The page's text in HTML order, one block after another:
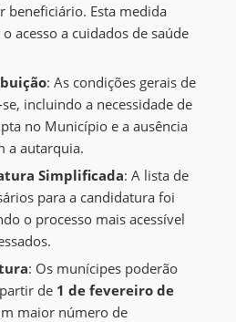
beneficiário. Esta medida
acesso a cuidados de saúde
: As condições gerais de
incluindo a necessidade de
no Município e a ausência
a autarquia.
Simplificada: A lista de
para a candidatura foi
o processo mais acessível
: Os munícipes poderão
de 1 de fevereiro de
maior número de